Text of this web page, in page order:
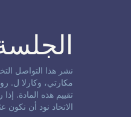
إخلاء مسؤولية
مكارتي، وكارلا ل.
تقييم هذه المادة.
الاتحاد نود أن نكون